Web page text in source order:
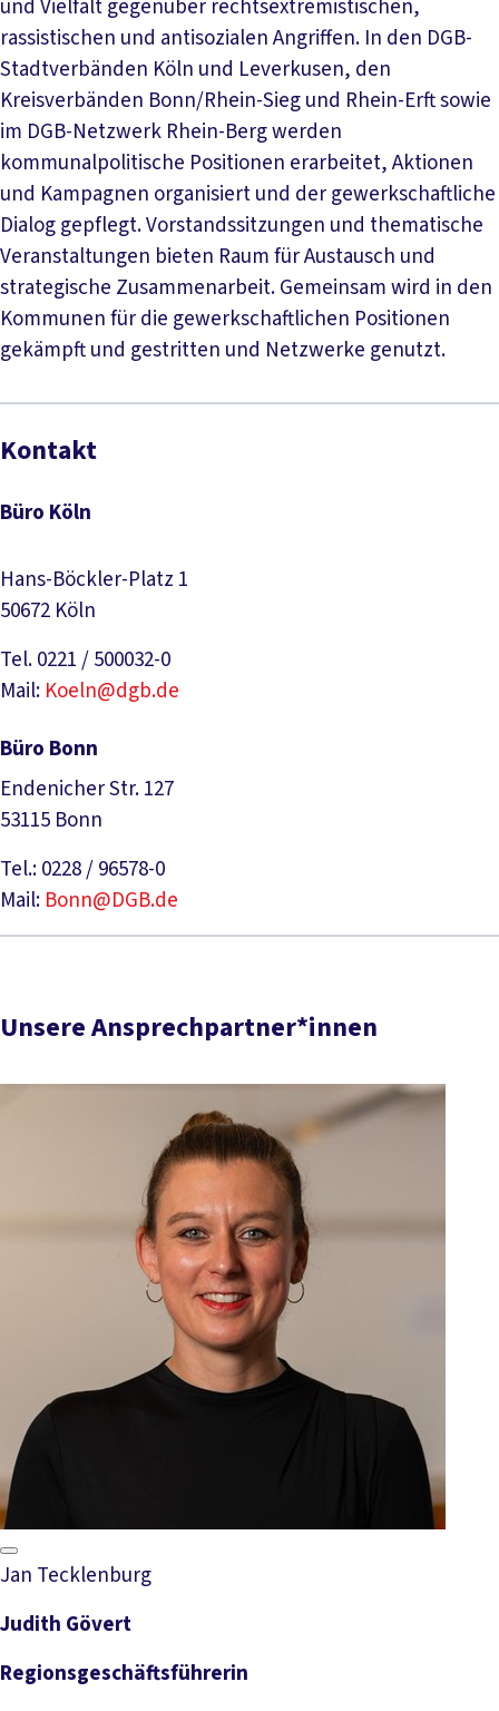
und Vielfalt gegenüber rechtsextremistischen,
rassistischen und antisozialen Angriffen. In den DGB-
Stadtverbänden Köln und Leverkusen, den
Kreisverbänden Bonn/Rhein-Sieg und Rhein-Erft sowie
im DGB-Netzwerk Rhein-Berg werden
kommunalpolitische Positionen erarbeitet, Aktionen
und Kampagnen organisiert und der gewerkschaftliche
Dialog gepflegt. Vorstandssitzungen und thematische
Veranstaltungen bieten Raum für Austausch und
strategische Zusammenarbeit. Gemeinsam wird in den
Kommunen für die gewerkschaftlichen Positionen
gekämpft und gestritten und Netzwerke genutzt.
Kontakt
Büro Köln
Hans-Böckler-Platz 1
50672 Köln
Tel. 0221 / 500032-0
Mail: Koeln@dgb.de
Büro Bonn
Endenicher Str. 127
53115 Bonn
Tel.: 0228 / 96578-0
Mail: Bonn@DGB.de
Unsere Ansprechpartner*innen
Jan Tecklenburg
Judith Gövert
Regionsgeschäftsführerin